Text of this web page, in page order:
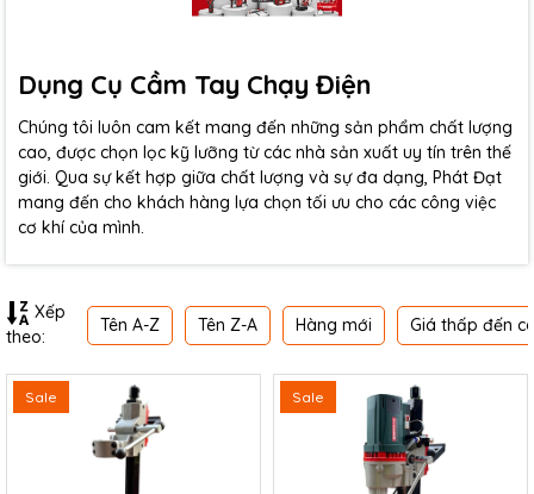
Dụng Cụ Cầm Tay Chạy Điện
Chúng tôi luôn cam kết mang đến những sản phẩm chất lượng
cao, được chọn lọc kỹ lưỡng từ các nhà sản xuất uy tín trên thế
giới. Qua sự kết hợp giữa chất lượng và sự đa dạng, Phát Đạt
mang đến cho khách hàng lựa chọn tối ưu cho các công việc
cơ khí của mình.
Xếp
theo:
Tên A-Z Tên Z-A Hàng mới Giá thấp đến
Sale Sale